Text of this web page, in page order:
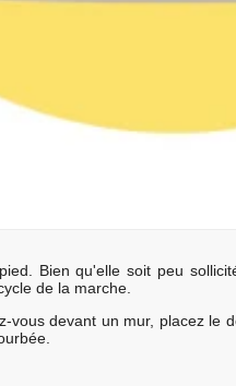
Bien qu'elle soit peu
de la marche.
vous devant un mur, placez